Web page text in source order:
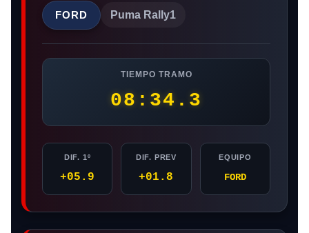
FORD Puma Rally1
TIEMPO TRAMO
08:34.3
DIF. 1º
+05.9
DIF. PREV
+01.8
EQUIPO
FORD